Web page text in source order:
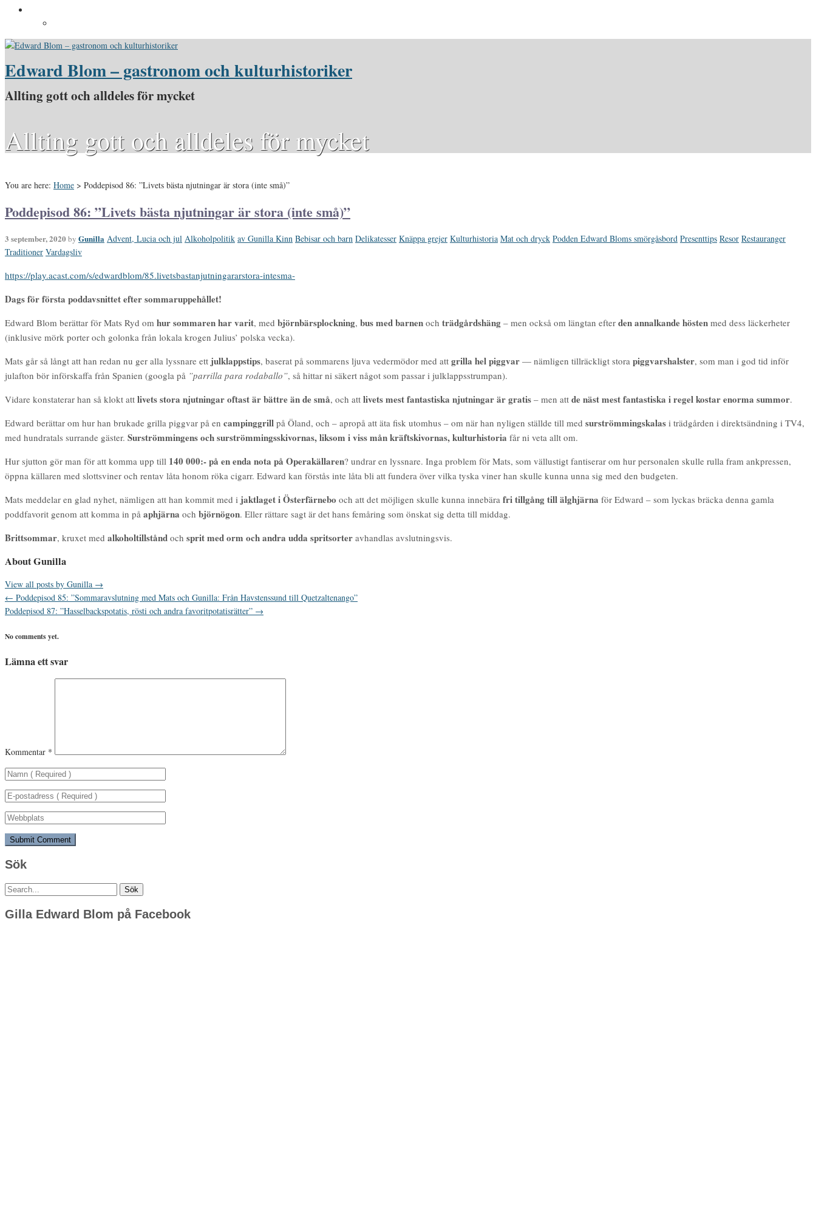
Edward Blom – gastronom och kulturhistoriker
Allting gott och alldeles för mycket
Allting gott och alldeles för mycket
You are here: Home > Poddepisod 86: ”Livets bästa njutningar är stora (inte små)”
Poddepisod 86: ”Livets bästa njutningar är stora (inte små)”
3 september, 2020 by Gunilla Advent, Lucia och jul Alkoholpolitik av Gunilla Kinn Bebisar och barn Delikatesser Knäppa grejer Kulturhistoria Mat och dryck Podden Edward Bloms smörgåsbord Presenttips Resor Restauranger
Traditioner Vardagsliv
https://play.acast.com/s/edwardblom/85.livetsbastanjutningararstora-intesma-
Dags för första poddavsnittet efter sommaruppehållet!
Edward Blom berättar för Mats Ryd om hur sommaren har varit, med björnbärsplockning, bus med barnen och trädgårdshäng – men också om längtan efter den annalkande hösten med dess läckerheter
(inklusive mörk porter och golonka från lokala krogen Julius’ polska vecka).
Mats går så långt att han redan nu ger alla lyssnare ett julklappstips, baserat på sommarens ljuva vedermödor med att grilla hel piggvar — nämligen tillräckligt stora piggvarshalster, som man i god tid inför
julafton bör införskaffa från Spanien (googla på ”parrilla para rodaballo”, så hittar ni säkert något som passar i julklappsstrumpan).
Vidare konstaterar han så klokt att livets stora njutningar oftast är bättre än de små, och att livets mest fantastiska njutningar är gratis – men att de näst mest fantastiska i regel kostar enorma summor.
Edward berättar om hur han brukade grilla piggvar på en campinggrill på Öland, och – apropå att äta fisk utomhus – om när han nyligen ställde till med surströmmingskalas i trädgården i direktsändning i TV4,
med hundratals surrande gäster. Surströmmingens och surströmmingsskivornas, liksom i viss mån kräftskivornas, kulturhistoria får ni veta allt om.
Hur sjutton gör man för att komma upp till 140 000:- på en enda nota på Operakällaren? undrar en lyssnare. Inga problem för Mats, som vällustigt fantiserar om hur personalen skulle rulla fram ankpressen,
öppna källaren med slottsviner och rentav låta honom röka cigarr. Edward kan förstås inte låta bli att fundera över vilka tyska viner han skulle kunna unna sig med den budgeten.
Mats meddelar en glad nyhet, nämligen att han kommit med i jaktlaget i Österfärnebo och att det möjligen skulle kunna innebära fri tillgång till älghjärna för Edward – som lyckas bräcka denna gamla
poddfavorit genom att komma in på aphjärna och björnögon. Eller rättare sagt är det hans femåring som önskat sig detta till middag.
Brittsommar, kruxet med alkoholtillstånd och sprit med orm och andra udda spritsorter avhandlas avslutningsvis.
About Gunilla
View all posts by Gunilla →
← Poddepisod 85: ”Sommaravslutning med Mats och Gunilla: Från Havstenssund till Quetzaltenango”
Poddepisod 87: ”Hasselbackspotatis, rösti och andra favoritpotatisrätter” →
No comments yet.
Lämna ett svar
Kommentar *
Sök
Sök
Gilla Edward Blom på Facebook